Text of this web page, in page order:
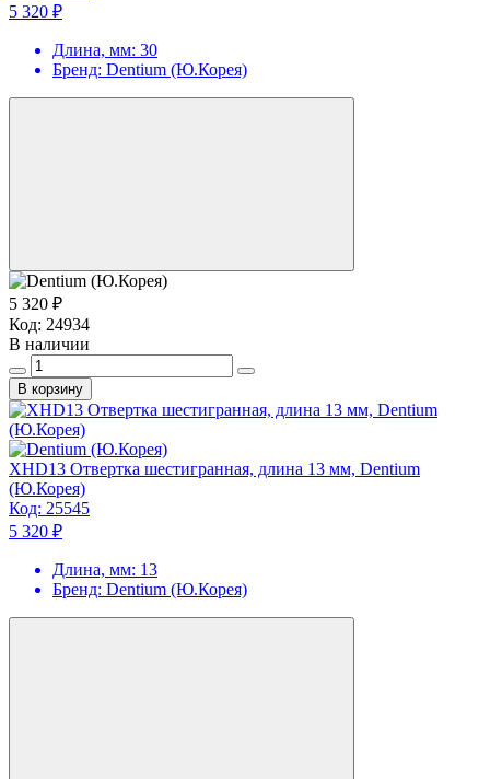
5 320 ₽
Длина, мм: 30
Бренд: Dentium (Ю.Корея)
5 320 ₽
Код: 24934
В наличии
В корзину
XHD13 Отвертка шестигранная, длина 13 мм, Dentium
(Ю.Корея)
Код: 25545
5 320 ₽
Длина, мм: 13
Бренд: Dentium (Ю.Корея)